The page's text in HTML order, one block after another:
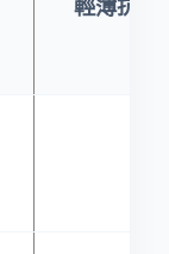
輕薄抗擊